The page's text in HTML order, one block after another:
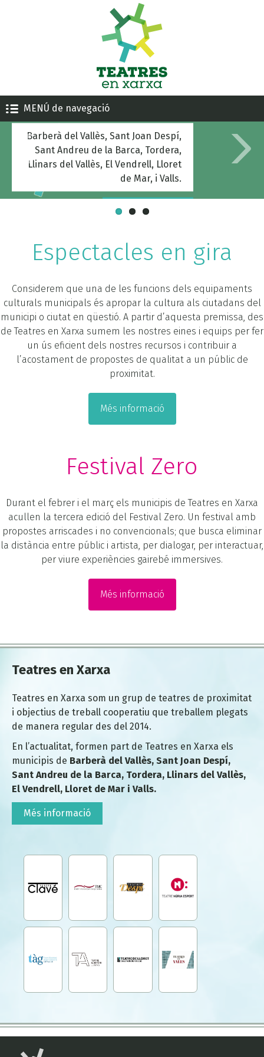
MENÚ de navegacióTEATRES EN XARXA
Barberà del Vallès, Sant Joan Despí,
Sant Andreu de la Barca, Tordera,
Llinars del Vallès, El Vendrell, Lloret
de Mar, i Valls.
Més informació
Espectacles en gira
Considerem que una de les funcions dels equipaments
culturals municipals és apropar la cultura als ciutadans del
municipi o ciutat en qüestió. A partir d’aquesta premissa, des
de Teatres en Xarxa sumem les nostres eines i equips per fer
un ús eficient dels nostres recursos i contribuir a
l’acostament de propostes de qualitat a un públic de
proximitat.
Més informació
Festival Zero
Durant el febrer i el març els municipis de Teatres en Xarxa
acullen la tercera edició del Festival Zero. Un festival amb
propostes arriscades i no convencionals; que busca eliminar
la distància entre públic i artista, per dialogar, per interactuar,
per viure experiències gairebé immersives.
Més informació
Teatres en Xarxa
Teatres en Xarxa som un grup de teatres de proximitat
i objectius de treball cooperatiu que treballem plegats
de manera regular des del 2014.
En l’actualitat, formen part de Teatres en Xarxa els
municipis de Barberà del Vallès, Sant Joan Despí,
Sant Andreu de la Barca, Tordera, Llinars del Vallès,
El Vendrell, Lloret de Mar i Valls.
Més informació